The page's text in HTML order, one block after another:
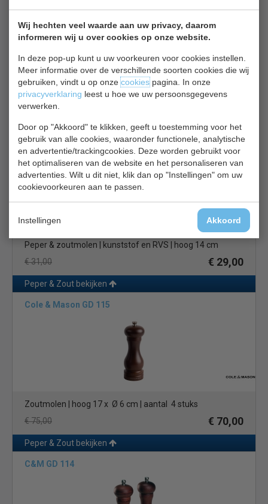
Wij hechten veel waarde aan uw privacy, daarom
informeren wij u over cookies op onze website.
In deze pop-up kunt u uw voorkeuren voor cookies instellen.
Meer informatie over de verschillende soorten cookies die wij
gebruiken, vindt u op onzecookiespagina. In onze
privacyverklaring leest u hoe we uw persoonsgegevens
verwerken.
Door op "Akkoord" te klikken, geeft u toestemming voor het
gebruik van alle cookies, waaronder functionele, analytische
en advertentie/trackingcookies. Deze worden gebruikt voor
het optimaliseren van de website en het personaliseren van
advertenties. Wilt u dit niet, klik dan op "Instellingen" om uw
cookievoorkeuren aan te passen.
Instellingen Akkoord
Pepermolen | helder acryl | hoog 11,5 cm
€ 29,60
Peper & Zout bekijken
Peper & zoutmolen | kunststof en RVS | hoog 14 cm
€ 31,00
€ 29,00
Peper & Zout bekijken
Cole & Mason GD 115
Zoutmolen | hoog 17 x Ø 6 cm | aantal 4 stuks
€ 75,00
€ 70,00
Peper & Zout bekijken
C&M GD 114